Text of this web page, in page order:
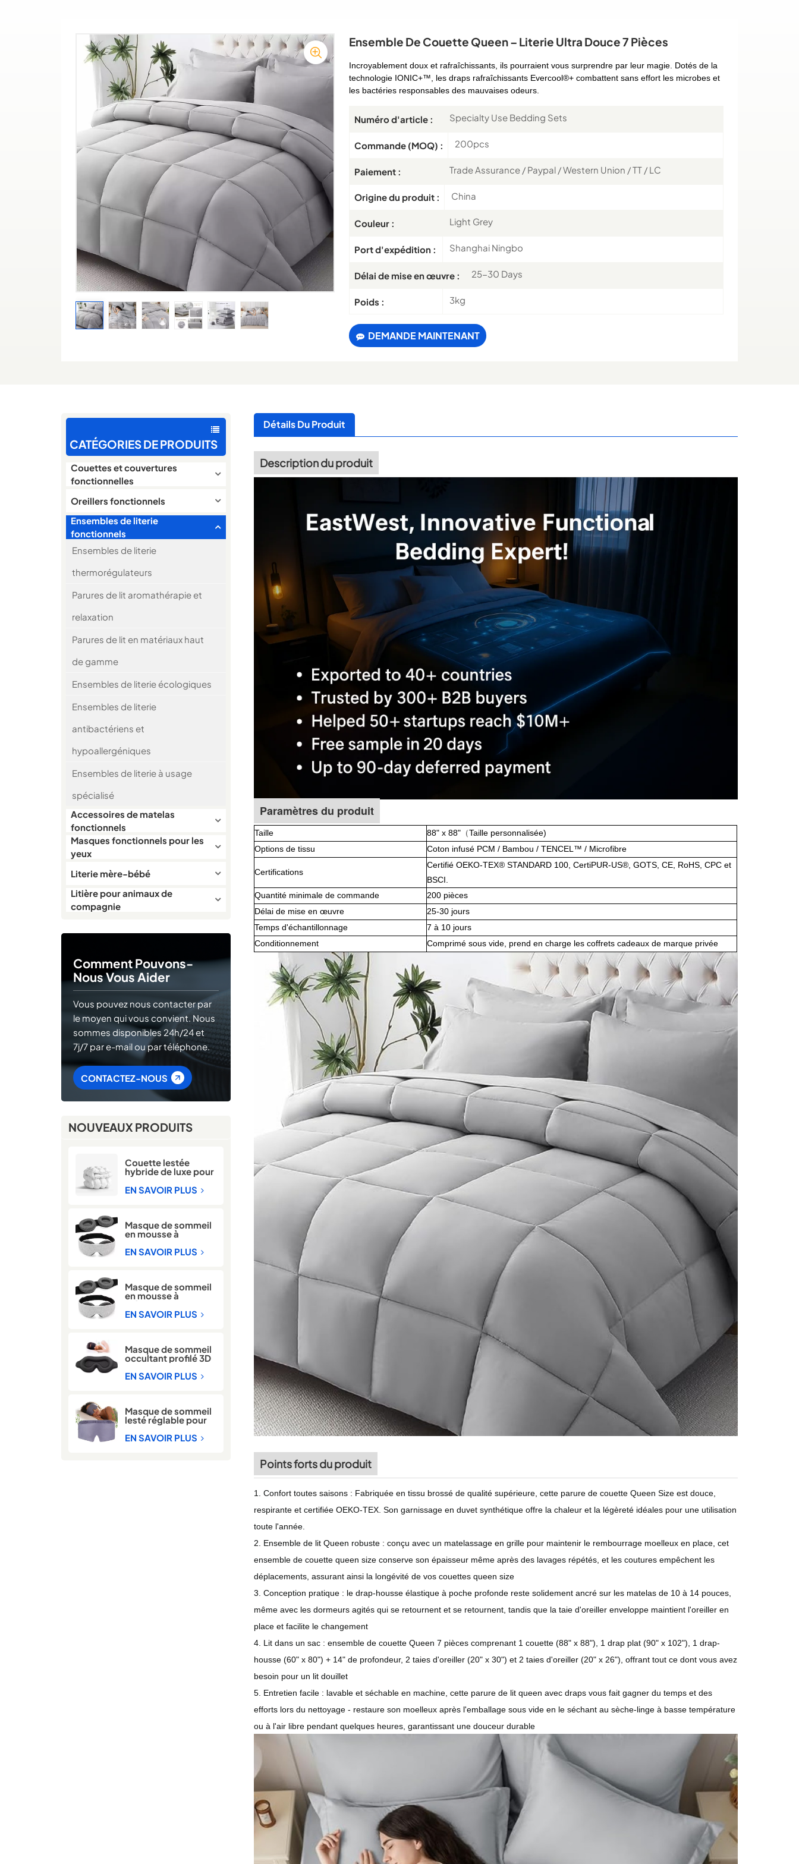
Ensemble De Couette Queen – Literie Ultra Douce 7 Pièces
Incroyablement doux et rafraîchissants, ils pourraient vous surprendre par leur magie. Dotés de la
technologie IONIC+™, les draps rafraîchissants Evercool®+ combattent sans effort les microbes et
les bactéries responsables des mauvaises odeurs.
Numéro d'article : Specialty Use Bedding Sets
Commande (MOQ) : 200pcs
Paiement : Trade Assurance / Paypal / Western Union / TT / LC
Origine du produit : China
Couleur : Light Grey
Port d'expédition : Shanghai Ningbo
Délai de mise en œuvre : 25-30 Days
Poids : 3kg
DEMANDE MAINTENANT
CATÉGORIES DE PRODUITS
Couettes et couvertures
fonctionnelles
Oreillers fonctionnels
Ensembles de literie
fonctionnels
Ensembles de literie
thermorégulateurs
Parures de lit aromathérapie et
relaxation
Parures de lit en matériaux haut
de gamme
Ensembles de literie écologiques
Ensembles de literie
antibactériens et
hypoallergéniques
Ensembles de literie à usage
spécialisé
Accessoires de matelas
fonctionnels
Masques fonctionnels pour les
yeux
Literie mère-bébé
Litière pour animaux de
compagnie
Comment Pouvons-
Nous Vous Aider
Vous pouvez nous contacter par
le moyen qui vous convient. Nous
sommes disponibles 24h/24 et
7j/7 par e-mail ou par téléphone.
CONTACTEZ-NOUS
NOUVEAUX PRODUITS
Couette lestée
hybride de luxe pour
l'hiver
EN SAVOIR PLUS
Masque de sommeil
en mousse à
3D pour bloquer la
EN SAVOIR PLUS
Masque de sommeil
en mousse à
mémoire de forme
3D réglable 100 %
EN SAVOIR PLUS
Masque de sommeil
occultant profilé 3D
avec mousse à
mémoire de forme
EN SAVOIR PLUS
Masque de sommeil
lesté réglable pour
hommes et femmes
EN SAVOIR PLUS
Détails Du Produit
Description du produit
Paramètres du produit
Taille 88" x 88" （Taille personnalisée)
Options de tissu
Coton infusé PCM / Bambou / TENCEL™ / Microfibre
Certifications
Certifié OEKO-TEX® STANDARD 100, CertiPUR-US®, GOTS, CE, RoHS, CPC et
BSCI.
Quantité minimale de commande
200 pièces
Délai de mise en œuvre
25-30 jours
Temps d'échantillonnage
7 à 10 jours
Conditionnement
Comprimé sous vide, prend en charge les coffrets cadeaux de marque privée
Points forts du produit
1. Confort toutes saisons : Fabriquée en tissu brossé de qualité supérieure, cette parure de couette Queen Size est douce,
respirante et certifiée OEKO-TEX. Son garnissage en duvet synthétique offre la chaleur et la légèreté idéales pour une utilisation
toute l'année.
2. Ensemble de lit Queen robuste : conçu avec un matelassage en grille pour maintenir le rembourrage moelleux en place, cet
ensemble de couette queen size conserve son épaisseur même après des lavages répétés, et les coutures empêchent les
déplacements, assurant ainsi la longévité de vos couettes queen size
3. Conception pratique : le drap-housse élastique à poche profonde reste solidement ancré sur les matelas de 10 à 14 pouces,
même avec les dormeurs agités qui se retournent et se retournent, tandis que la taie d'oreiller enveloppe maintient l'oreiller en
place et facilite le changement
4. Lit dans un sac : ensemble de couette Queen 7 pièces comprenant 1 couette (88" x 88"), 1 drap plat (90" x 102"), 1 drap-
housse (60" x 80") + 14" de profondeur, 2 taies d'oreiller (20" x 30") et 2 taies d'oreiller (20" x 26"), offrant tout ce dont vous avez
besoin pour un lit douillet
5. Entretien facile : lavable et séchable en machine, cette parure de lit queen avec draps vous fait gagner du temps et des
efforts lors du nettoyage - restaure son moelleux après l'emballage sous vide en le séchant au sèche-linge à basse température
ou à l'air libre pendant quelques heures, garantissant une douceur durable